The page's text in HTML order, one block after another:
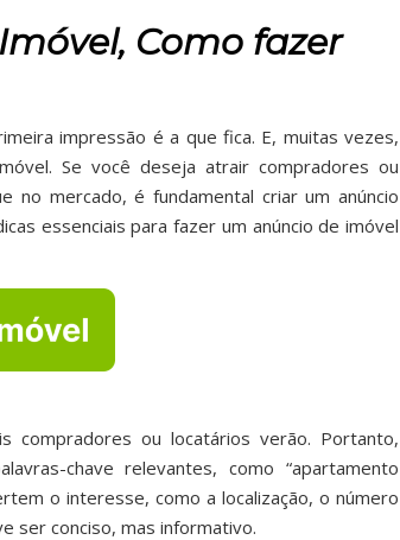
Como fazer
impressão é a que fica. E, muitas vezes,
Se você deseja atrair compradores ou
mercado, é fundamental criar um anúncio
essenciais para fazer um anúncio de imóvel
ou locatários verão. Portanto,
chave relevantes, como “apartamento
o interesse, como a localização, o número
ser conciso, mas informativo.